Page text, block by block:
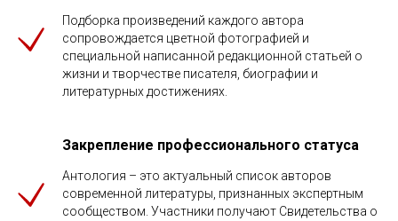
Подборка произведений каждого автора
сопровождается цветной фотографией и
специальной написанной редакционной статьей о
жизни и творчестве писателя, биографии и
литературных достижениях.
Закрепление профессионального статуса
Антология – это актуальный список авторов
современной литературы, признанных экспертным
сообществом. Участники получают Свидетельства о